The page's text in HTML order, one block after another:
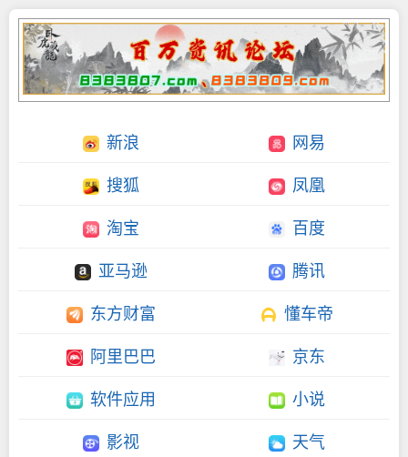
新浪 网易
搜狐 凤凰
淘宝 百度
亚马逊 腾讯
东方财富 懂车帝
阿里巴巴 京东
软件应用 小说
影视 天气